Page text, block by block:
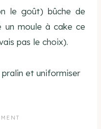
le goût) bûche de
un moule à cake ce
pas le choix).
et uniformiser